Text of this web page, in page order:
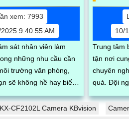
xem: 7993
9:40:55 AM
sát nhân viên làm
những nhu cầu cần
trường văn phòng,
mình có thật sự làm
hay không, hay chỉ
10/
Trung tâm
tận nơi
chuyên
quả. Đội ngũ kỹ thuật viên tận tâm,
giàu kinh
sự cố của
KX-CF2102L Camera KBvision